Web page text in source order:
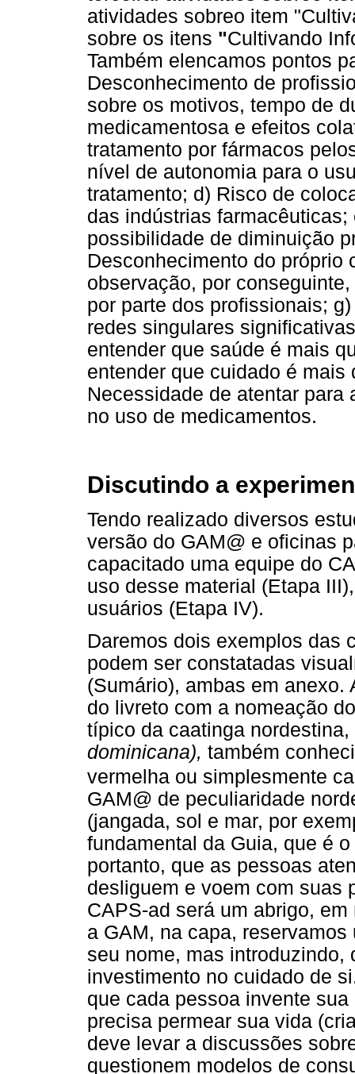
atividades sobreo item
sobre os itens "Cultivando
Também elencamos pontos
Desconhecimento de
sobre os motivos, tempo de
medicamentosa e efeitos
tratamento por fármacos
nível de autonomia para o
tratamento; d) Risco de
das indústrias
possibilidade de diminuição
Desconhecimento do próprio
observação, por
por parte dos profissionais;
redes singulares
entender que saúde é mais
entender que cuidado é
Necessidade de atentar para
no uso de medicamentos.
Discutindo a
Tendo realizado diversos
versão do GAM@ e oficinas
capacitado uma equipe do
uso desse material (Etapa
usuários (Etapa IV).
Daremos dois exemplos das
podem ser constatadas
(Sumário), ambas em
do livreto com a nomeação
típico da caatinga
dominicana), também
vermelha ou simplesmente
GAM@ de peculiaridade
(jangada, sol e mar, por
fundamental da Guia, que é
portanto, que as pessoas
desliguem e voem com suas
CAPS-ad será um abrigo,
a GAM, na capa,
seu nome, mas
investimento no cuidado de
que cada pessoa invente
precisa permear sua vida
deve levar a discussões
questionem modelos de